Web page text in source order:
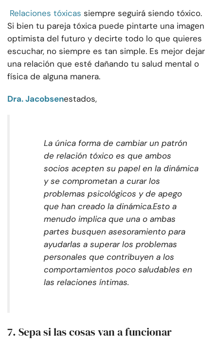
Relaciones tóxicas siempre seguirá siendo tóxico.
Si bien tu pareja tóxica puede pintarte una imagen
optimista del futuro y decirte todo lo que quieres
escuchar, no siempre es tan simple. Es mejor dejar
una relación que esté dañando tu salud mental o
física de alguna manera.
Dra. Jacobsenestados,
La única forma de cambiar un patrón
de relación tóxico es que ambos
socios acepten su papel en la dinámica
y se comprometan a curar los
problemas psicológicos y de apego
que han creado la dinámica.Esto a
menudo implica que una o ambas
partes busquen asesoramiento para
ayudarlas a superar los problemas
personales que contribuyen a los
comportamientos poco saludables en
las relaciones íntimas.
7. Sepa si las cosas van a funcionar